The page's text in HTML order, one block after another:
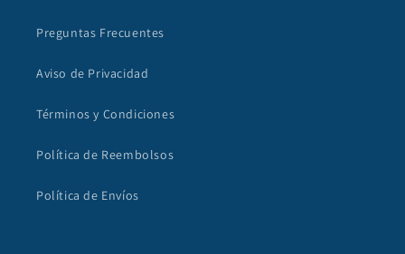
Preguntas Frecuentes
Aviso de Privacidad
Términos y Condiciones
Política de Reembolsos
Política de Envíos